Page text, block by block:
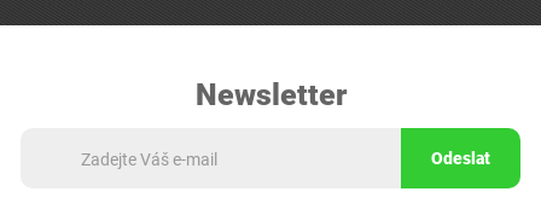
Newsletter
Odeslat